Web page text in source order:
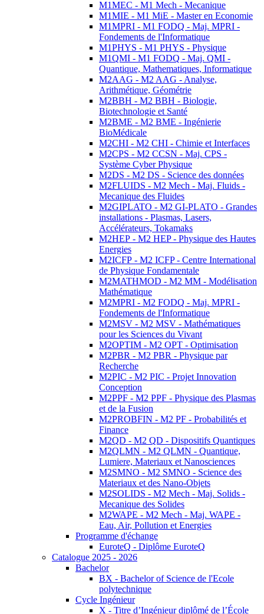
M1MEC - M1 Mech - Mecanique
M1MIE - M1 MiE - Master en Economie
M1MPRI - M1 FODQ - Maj. MPRI -
Fondements de l'Informatique
M1PHYS - M1 PHYS - Physique
M1QMI - M1 FODQ - Maj. QMI -
Quantique, Mathematiques, Informatique
M2AAG - M2 AAG - Analyse,
Arithmétique, Géométrie
M2BBH - M2 BBH - Biologie,
Biotechnologie et Santé
M2BME - M2 BME - Ingénierie
BioMédicale
M2CHI - M2 CHI - Chimie et Interfaces
M2CPS - M2 CCSN - Maj. CPS -
Système Cyber Physique
M2DS - M2 DS - Science des données
M2FLUIDS - M2 Mech - Maj. Fluids -
Mecanique des Fluides
M2GIPLATO - M2 GI-PLATO - Grandes
installations - Plasmas, Lasers,
Accélérateurs, Tokamaks
M2HEP - M2 HEP - Physique des Hautes
Energies
M2ICFP - M2 ICFP - Centre International
de Physique Fondamentale
M2MATHMOD - M2 MM - Modélisation
Mathématique
M2MPRI - M2 FODQ - Maj. MPRI -
Fondements de l'Informatique
M2MSV - M2 MSV - Mathématiques
pour les Sciences du Vivant
M2OPTIM - M2 OPT - Optimisation
M2PBR - M2 PBR - Physique par
Recherche
M2PIC - M2 PIC - Projet Innovation
Conception
M2PPF - M2 PPF - Physique des Plasmas
et de la Fusion
M2PROBFIN - M2 PF - Probabilités et
Finance
M2QD - M2 QD - Dispositifs Quantiques
M2QLMN - M2 QLMN - Quantique,
Lumiere, Materiaux et Nanosciences
M2SMNO - M2 SMNO - Science des
Materiaux et des Nano-Objets
M2SOLIDS - M2 Mech - Maj. Solids -
Mecanique des Solides
M2WAPE - M2 Mech - Maj. WAPE -
Eau, Air, Pollution et Energies
Programme d'échange
EuroteQ - Diplôme EuroteQ
Catalogue 2025 - 2026
Bachelor
BX - Bachelor of Science de l'Ecole
polytechnique
Cycle Ingénieur
X - Titre d’Ingénieur diplômé de l’École